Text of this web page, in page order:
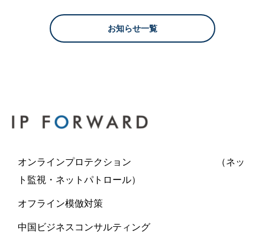
お知らせ一覧
オンラインプロテクション （ネッ
ト監視・ネットパトロール）
オフライン模倣対策
中国ビジネスコンサルティング